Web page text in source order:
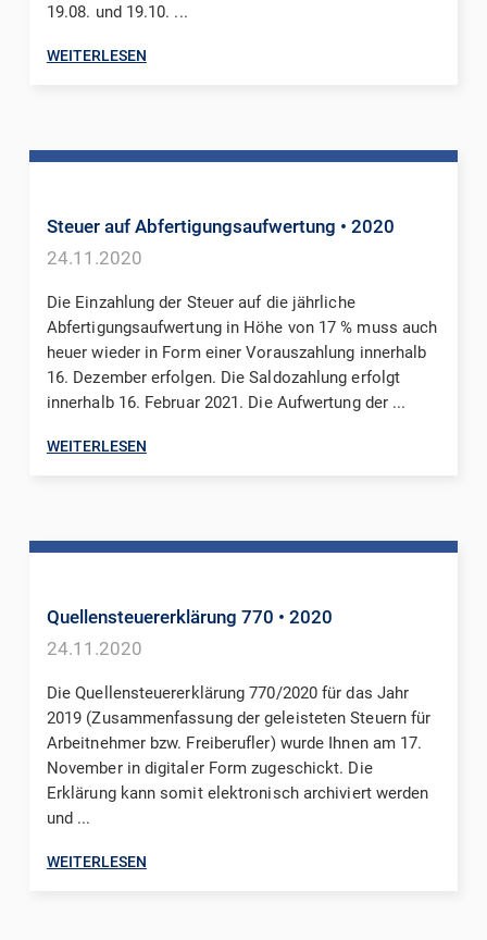
19.08. und 19.10. ...
WEITERLESEN
Steuer auf Abfertigungsaufwertung • 2020
24.11.2020
Die Einzahlung der Steuer auf die jährliche
Abfertigungsaufwertung in Höhe von 17 % muss auch
heuer wieder in Form einer Vorauszahlung innerhalb
16. Dezember erfolgen. Die Saldozahlung erfolgt
innerhalb 16. Februar 2021. Die Aufwertung der ...
WEITERLESEN
Quellensteuererklärung 770 • 2020
24.11.2020
Die Quellensteuererklärung 770/2020 für das Jahr
2019 (Zusammenfassung der geleisteten Steuern für
Arbeitnehmer bzw. Freiberufler) wurde Ihnen am 17.
November in digitaler Form zugeschickt. Die
Erklärung kann somit elektronisch archiviert werden
und ...
WEITERLESEN